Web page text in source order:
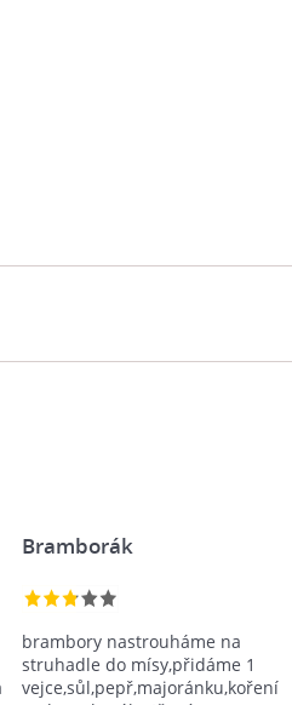
Bramborák
brambory nastrouháme na
struhadle do mísy,přidáme 1
vejce,sůl,pepř,majoránku,koření